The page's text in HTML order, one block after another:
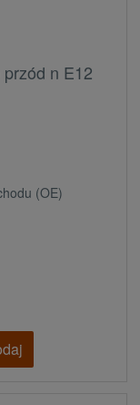
n E12
(OE)